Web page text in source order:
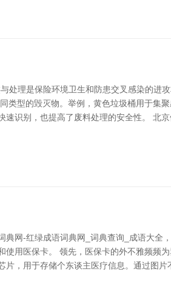
处理是保险环境卫生和防患交叉感染的进
类型的毁灭物。举例，黄色垃圾桶用于集
识别，也提高了废料处理的安全性。 北
网-红绿成语词典网_词典查询_成语大全
用医保卡。 领先，医保卡的外不雅频频
，用于存储个东谈主医疗信息。通过图